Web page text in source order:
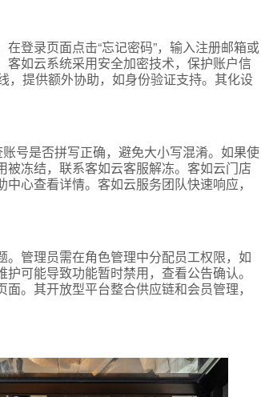
登录页面点击“忘记密码”，输入注册邮箱或
如云系统采用安全加密技术，保护账户信
，提供额外协助，如身份验证支持。其化设
号是否拼写正确，避免大小写混淆。如果使
冻结，联系客如云客服解冻。客如云门店
心查看详情。客如云服务团队快速响应，
管理员需在角色管理中分配员工权限，如
可能导致功能暂时禁用，查看公告确认。
。其开放型平台整合供应链和会员管理，